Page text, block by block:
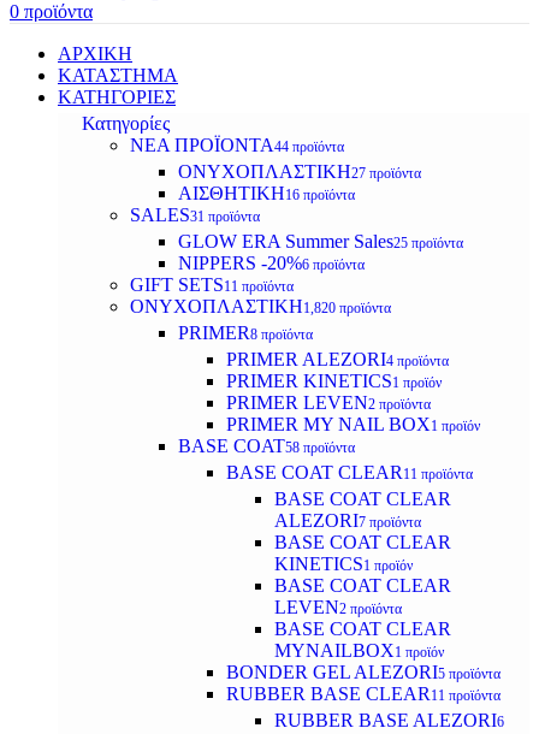
0 προϊόντα
ΑΡΧΙΚΗ
ΚΑΤΑΣΤΗΜΑ
ΚΑΤΗΓΟΡΙΕΣ
Κατηγορίες
ΝΕΑ ΠΡΟΪΟΝΤΑ44 προϊόντα
ΟΝΥΧΟΠΛΑΣΤΙΚΗ27 προϊόντα
ΑΙΣΘΗΤΙΚΗ16 προϊόντα
SALES31 προϊόντα
GLOW ERA Summer Sales25 προϊόντα
NIPPERS -20%6 προϊόντα
GIFT SETS11 προϊόντα
ΟΝΥΧΟΠΛΑΣΤΙΚΗ1,820 προϊόντα
PRIMER8 προϊόντα
PRIMER ALEZORI4 προϊόντα
PRIMER KINETICS1 προϊόν
PRIMER LEVEN2 προϊόντα
PRIMER MY NAIL BOX1 προϊόν
BASE COAT58 προϊόντα
BASE COAT CLEAR 11 προϊόντα
BASE COAT CLEAR
ALEZORI7 προϊόντα
BASE COAT CLEAR
KINETICS1 προϊόν
BASE COAT CLEAR
LEVEN2 προϊόντα
BASE COAT CLEAR
MYNAILBOX1 προϊόν
BONDER GEL ALEZORI5 προϊόντα
RUBBER BASE CLEAR 11 προϊόντα
RUBBER BASE ALEZORI6